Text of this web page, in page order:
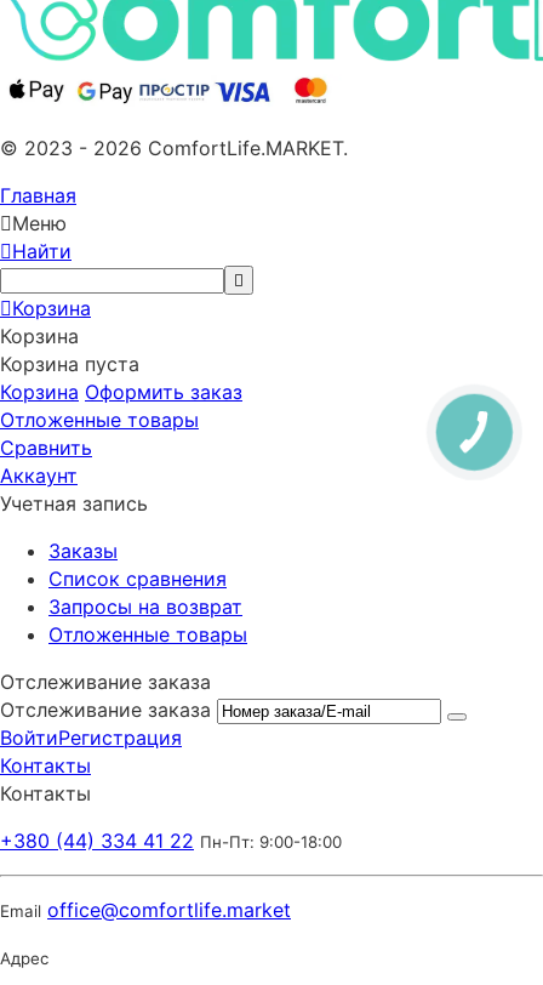
© 2023 - 2026 ComfortLife.MARKET.
Главная
Меню
Найти
Корзина
Корзина
Корзина пуста
Корзина Оформить заказ
Отложенные товары
Сравнить
Аккаунт
Учетная запись
Заказы
Список сравнения
Запросы на возврат
Отложенные товары
Отслеживание заказа
Отслеживание заказа
ВойтиРегистрация
Контакты
Контакты
+380 (44) 334 41 22 Пн-Пт: 9:00-18:00
Email office@comfortlife.market
Адрес